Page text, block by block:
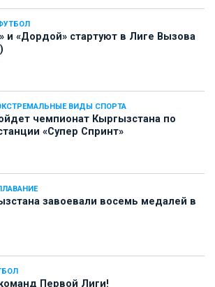
и «Дордой» стартуют в Лиге Вызова
ВИДЫ СПОРТА
чемпионат Кыргызстана по
«Супер Спринт»
завоевали восемь медалей в
Первой Лиги!